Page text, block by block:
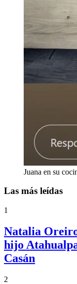
Juana en su
Las más leídas
1
Natalia
hijo
Casán
2